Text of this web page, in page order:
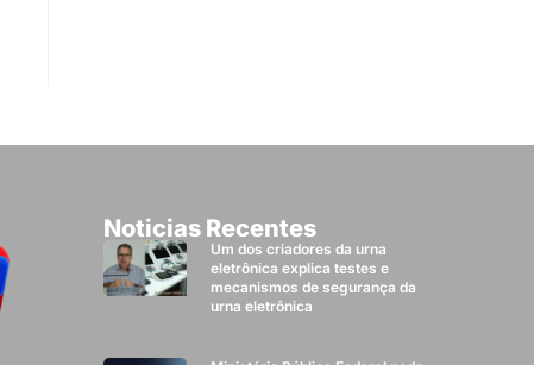
Noticias Recentes
Um dos criadores da urna
eletrônica explica testes e
mecanismos de segurança da
urna eletrônica